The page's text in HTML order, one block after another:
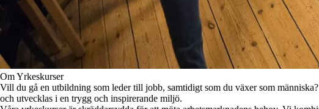
Om Yrkeskurser
Vill du gå en utbildning som leder till jobb, samtidigt som du växer som
och utvecklas i en trygg och inspirerande miljö.